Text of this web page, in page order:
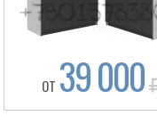
ОТ 39 000